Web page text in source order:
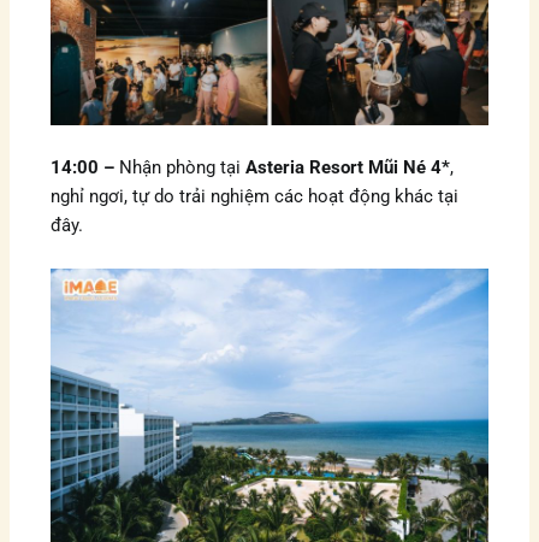
14:00 – Nhận phòng tạiAsteria Resort Mũi Né 4*,
nghỉ ngơi, tự do trải nghiệm các hoạt động khác tại
đây.